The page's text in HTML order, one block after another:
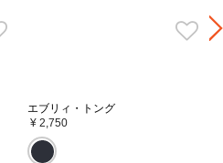
エブリィ・トング
¥ 2,750